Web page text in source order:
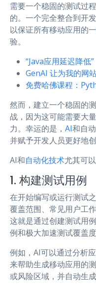
需要一个稳固的测试过
的。一个完全整合到开
以保证所有移动应用的
验。
“Java应用延迟降低”
GenAI 让为我的网
免费哈佛课程：
然而，建立一个稳固的
战，因为这可能需要大
力。幸运的是， AI和自
并赋予开发人员更好地
AI和自动化技术尤其可
1. 构建测试用例
在开始编写或运行测试
覆盖范围、常见用户工
这就是通过创建测试用
例和极大加速测试覆盖
例如，AI可以通过分析
来帮助生成移动应用的
或风险区域，并自动生